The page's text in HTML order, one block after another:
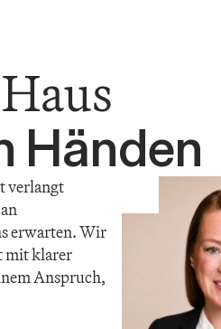
Händen
verlangt
erwarten. Wir
mit klarer
Anspruch,